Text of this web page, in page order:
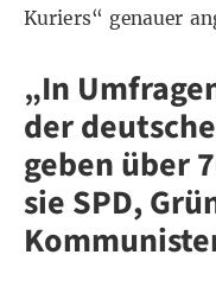
Kuriers“ genauer
„In
der
geben über
sie SPD,